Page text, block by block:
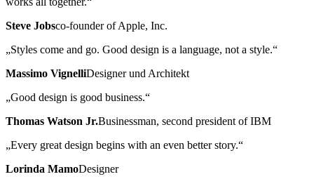
Steve Jobsco-founder of Apple, Inc.
„Styles come and go. Good design is a language, not a style.“
Massimo VignelliDesigner und Architekt
„Good design is good business.“
Thomas Watson Jr.Businessman, second president of IBM
„Every great design begins with an even better story.“
Lorinda MamoDesigner